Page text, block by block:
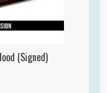
(Signed)